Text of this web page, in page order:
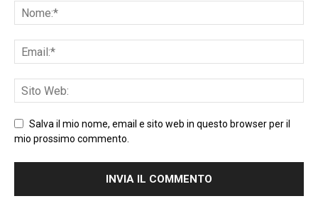
Salva il mio nome, email e sito web in questo browser per il
mio prossimo commento.